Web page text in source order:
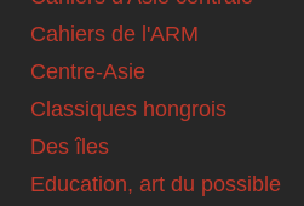
Cahiers de l'ARM
Centre-Asie
Classiques hongrois
Des îles
Education, art du possible